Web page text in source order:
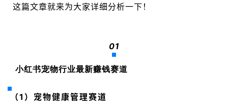
这篇文章就来为大家详细分析一下！
01
小红书宠物行业最新赚钱赛道
（1）宠物健康管理赛道